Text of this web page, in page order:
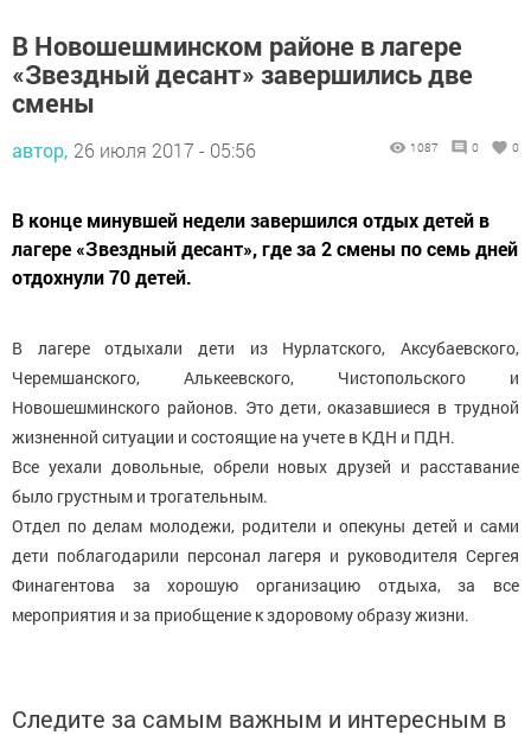
В Новошешминском районе в лагере
«Звездный десант» завершились две
смены
автор, 26 июля 2017 - 05:56 1087 0 0
В конце минувшей недели завершился отдых детей в
лагере «Звездный десант», где за 2 смены по семь дней
отдохнули 70 детей.
В лагере отдыхали дети из Нурлатского, Аксубаевского,
Черемшанского, Алькеевского, Чистопольского и
Новошешминского районов. Это дети, оказавшиеся в трудной
жизненной ситуации и состоящие на учете в КДН и ПДН.
Все уехали довольные, обрели новых друзей и расставание
было грустным и трогательным.
Отдел по делам молодежи, родители и опекуны детей и сами
дети поблагодарили персонал лагеря и руководителя Сергея
Финагентова за хорошую организацию отдыха, за все
мероприятия и за приобщение к здоровому образу жизни.
Следите за самым важным и интересным в